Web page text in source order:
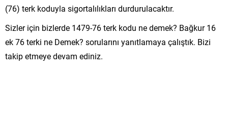
(76) terk koduyla sigortalılıkları durdurulacaktır.
Sizler için bizlerde 1479-76 terk kodu ne demek? Bağkur 16
ek 76 terki ne Demek? sorularını yanıtlamaya çalıştık. Bizi
takip etmeye devam ediniz.